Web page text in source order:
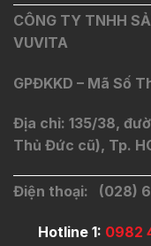
CÔNG TY TNHH
VUVITA
GPĐKKD – Mã Số
Địa chỉ: 135/38,
Thủ Đức cũ), Tp.
Điện thoại: (028)
Hotline 1: 0982